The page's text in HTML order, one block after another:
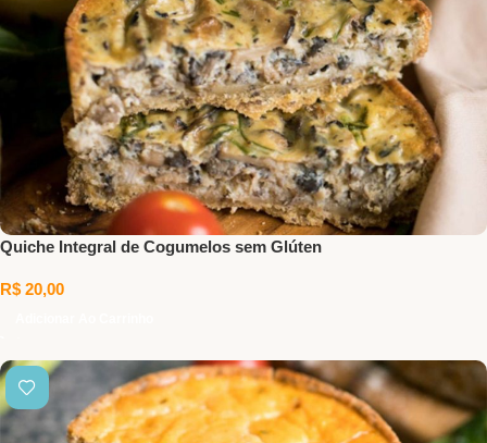
Quiche Integral de Cogumelos sem Glúten
R$ 20,00